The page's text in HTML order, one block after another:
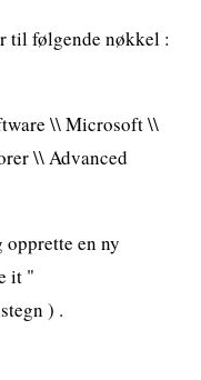
til følgende nøkkel :
\\ Microsoft \\
\\ Advanced
en ny
it "
) .